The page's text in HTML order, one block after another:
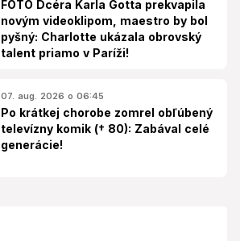
FOTO Dcéra Karla Gotta prekvapila
novým videoklipom, maestro by bol
pyšný: Charlotte ukázala obrovský
talent priamo v Paríži!
07. aug. 2026 o 06:45
Po krátkej chorobe zomrel obľúbený
televízny komik († 80): Zabával celé
generácie!